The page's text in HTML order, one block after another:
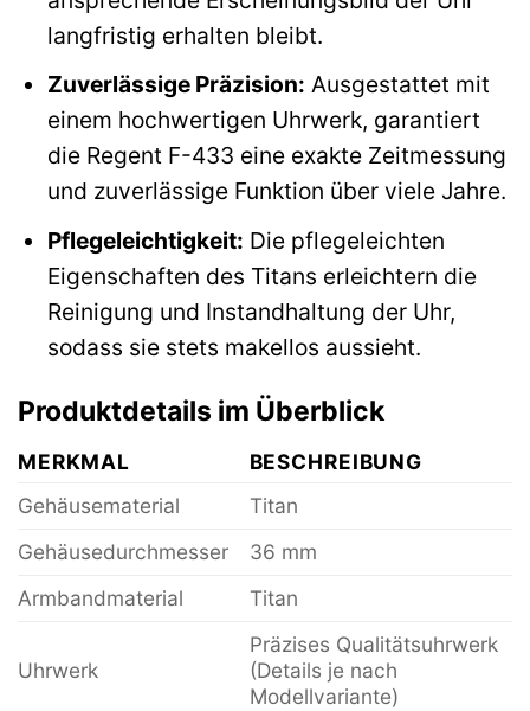
langfristig erhalten bleibt.
Zuverlässige Präzision: Ausgestattet mit
einem hochwertigen Uhrwerk, garantiert
die Regent F-433 eine exakte Zeitmessung
und zuverlässige Funktion über viele Jahre.
Pflegeleichtigkeit: Die pflegeleichten
Eigenschaften des Titans erleichtern die
Reinigung und Instandhaltung der Uhr,
sodass sie stets makellos aussieht.
Produktdetails im Überblick
MERKMAL
BESCHREIBUNG
Gehäusematerial
Titan
Gehäusedurchmesser
36 mm
Armbandmaterial
Titan
Uhrwerk
Präzises Qualitätsuhrwerk
(Details je nach
Modellvariante)